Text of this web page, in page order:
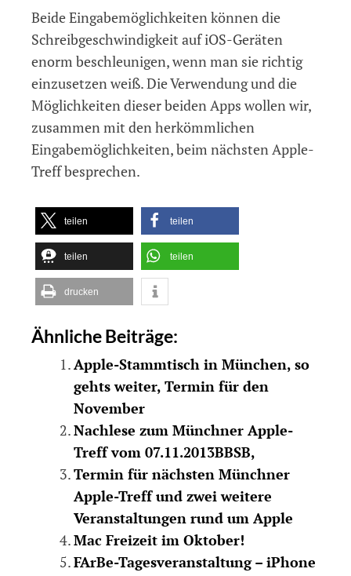
Beide Eingabemöglichkeiten können die
Schreibgeschwindigkeit auf iOS-Geräten
enorm beschleunigen, wenn man sie richtig
einzusetzen weiß. Die Verwendung und die
Möglichkeiten dieser beiden Apps wollen wir,
zusammen mit den herkömmlichen
Eingabemöglichkeiten, beim nächsten Apple-
Treff besprechen.
teilen teilen
teilen teilen
drucken
Ähnliche Beiträge:
Apple-Stammtisch in München, so
gehts weiter, Termin für den
November
Nachlese zum Münchner Apple-
Treff vom 07.11.2013BBSB,
Termin für nächsten Münchner
Apple-Treff und zwei weitere
Veranstaltungen rund um Apple
Mac Freizeit im Oktober!
FArBe-Tagesveranstaltung – iPhone